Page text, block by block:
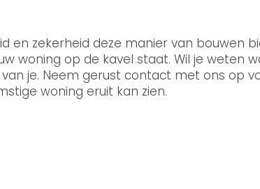
en zekerheid deze manier van bouwen
op de kavel staat. Wil je weten
je. Neem gerust contact met ons op
woning eruit kan zien.